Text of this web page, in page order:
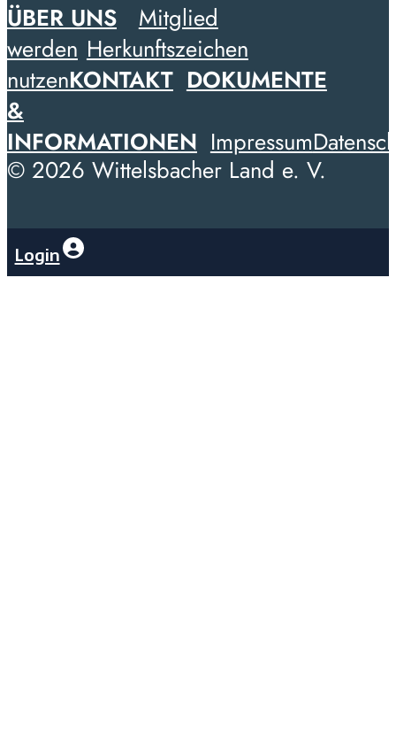
ÜBER UNS
Mitglied
werden Herkunftszeichen
nutzenKONTAKT DOKUMENTE
&
INFORMATIONEN Impressum
© 2026 Wittelsbacher Land e. V.
Login